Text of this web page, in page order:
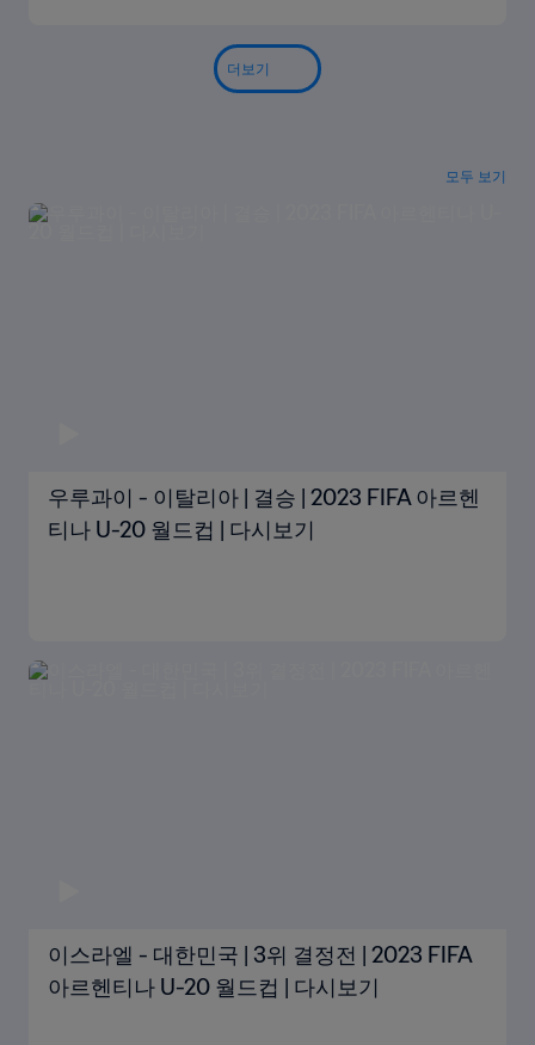
더보기
모두 보기
우루과이 - 이탈리아 | 결승 | 2023 FIFA 아르헨
티나 U-20 월드컵 | 다시보기
이스라엘 - 대한민국 | 3위 결정전 | 2023 FIFA
아르헨티나 U-20 월드컵 | 다시보기